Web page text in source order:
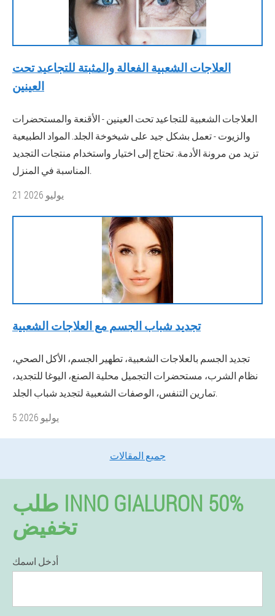
العلاجات الشعبية الفعالة والمثبتة للتجاعيد تحت
العينين
العلاجات الشعبية للتجاعيد تحت العينين - الأقنعة والمستحضرات
والزيوت - تعمل بشكل جيد على شيخوخة الجلد. المواد الطبيعية
تزيد من مرونة الأدمة. تحتاج إلى اختيار واستخدام منتجات التجديد
المناسبة في المنزل.
21 يوليو 2026
تجديد شباب الجسم مع العلاجات الشعبية
تجديد الجسم بالعلاجات الشعبية، تطهير الجسم، الأكل الصحي،
نظام الشرب، مستحضرات التجميل محلية الصنع، اليوغا للتجديد،
تمارين التنفس، الوصفات الشعبية لتجديد شباب الجلد.
5 يوليو 2026
جميع المقالات
طلب INNO GIALURON 50%
تخفيض
أدخل اسمك